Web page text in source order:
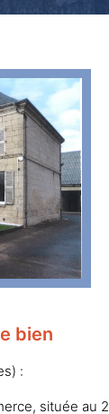
bien
:
située au